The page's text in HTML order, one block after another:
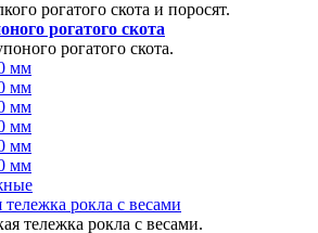
рогатого скота
мм
мм
мм
мм
мм
мм
тележка рокла с весами